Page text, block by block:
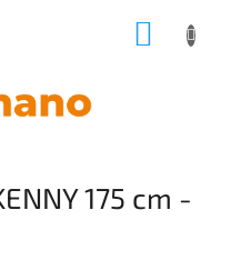
175 cm -